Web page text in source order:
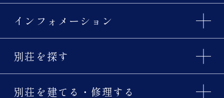
インフォメーション
別荘を探す
別荘を建てる・修理する